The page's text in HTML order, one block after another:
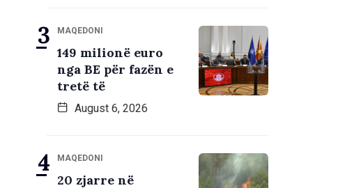
MAQEDONI
149 milionë euro
nga BE për fazën e
tretë të
August 6, 2026
MAQEDONI
20 zjarre në